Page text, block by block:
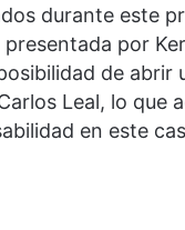
durante este
por
de
Leal, lo que
en este